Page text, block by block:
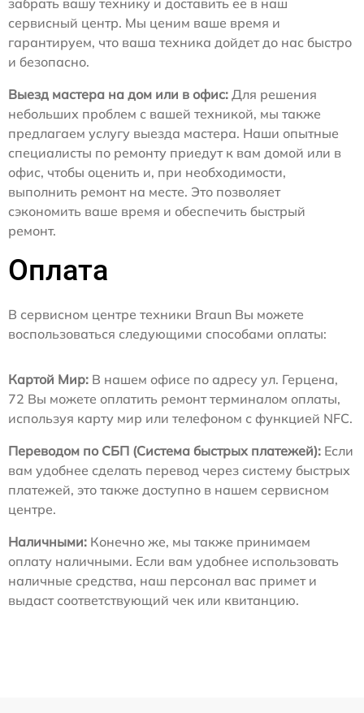
сервисный центр. Мы ценим ваше время и
гарантируем, что ваша техника дойдет до нас быстро
и безопасно.
Выезд мастера на дом или в офис: Для решения
небольших проблем с вашей техникой, мы также
предлагаем услугу выезда мастера. Наши опытные
специалисты по ремонту приедут к вам домой или в
офис, чтобы оценить и, при необходимости,
выполнить ремонт на месте. Это позволяет
сэкономить ваше время и обеспечить быстрый
ремонт.
Оплата
В сервисном центре техники Braun Вы можете
воспользоваться следующими способами оплаты:
Картой Мир: В нашем офисе по адресу ул. Герцена,
72 Вы можете оплатить ремонт терминалом оплаты,
используя карту мир или телефоном с функцией NFC.
Переводом по СБП (Система быстрых платежей): Если
вам удобнее сделать перевод через систему быстрых
платежей, это также доступно в нашем сервисном
центре.
Наличными: Конечно же, мы также принимаем
оплату наличными. Если вам удобнее использовать
наличные средства, наш персонал вас примет и
выдаст соответствующий чек или квитанцию.